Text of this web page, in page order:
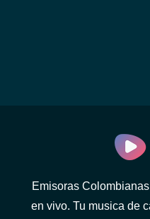
Emisoras
en vivo. Tu musica de